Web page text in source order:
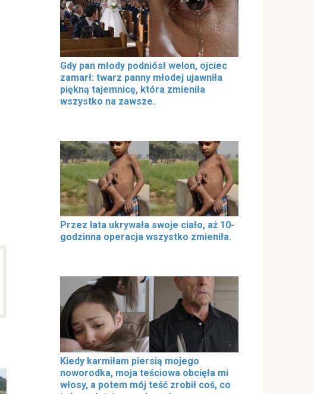
Gdy pan młody podniósł welon, ojciec
zamarł: twarz panny młodej ujawniła
piękną tajemnicę, która zmieniła
wszystko na zawsze.
Przez lata ukrywała swoje ciało, aż 10-
godzinna operacja wszystko zmieniła.
Kiedy karmiłam piersią mojego
noworodka, moja teściowa obcięła mi
włosy, a potem mój teść zrobił coś, co